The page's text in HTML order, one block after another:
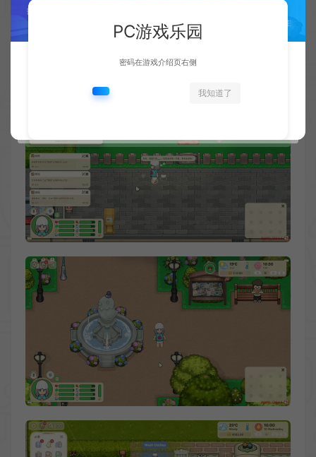
PC游戏乐园
密码在游戏介绍页右侧
我知道了